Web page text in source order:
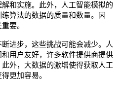
和实施。此外，人工智能模拟的
算法的数据的质量和数量。因
要。
进步，这些挑战可能会减少。人
用户友好，许多软件提供商提供
外，大数据的激增使得获取人工
更加容易。